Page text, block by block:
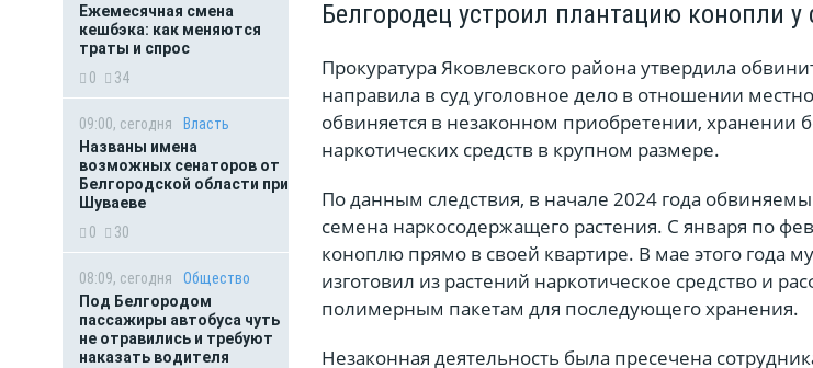
Ежемесячная смена
кешбэка: как меняются
траты и спрос
0
34
09:00, сегодня
Власть
Названы имена
возможных сенаторов от
Белгородской области при
Шуваеве
0
30
08:09, сегодня
Общество
Под Белгородом
пассажиры автобуса чуть
не отравились и требуют
наказать водителя
Белгородец устроил плантацию конопли у
Прокуратура Яковлевского района утвердила
направила в суд уголовное дело в отношении
обвиняется в незаконном приобретении, хранении
наркотических средств в крупном размере.
По данным следствия, в начале 2024 года
семена наркосодержащего растения. С января по
коноплю прямо в своей квартире. В мае этого года
изготовил из растений наркотическое средство и
полимерным пакетам для последующего хранения.
Незаконная деятельность была пресечена